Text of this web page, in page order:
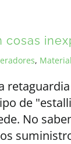
,
de
No